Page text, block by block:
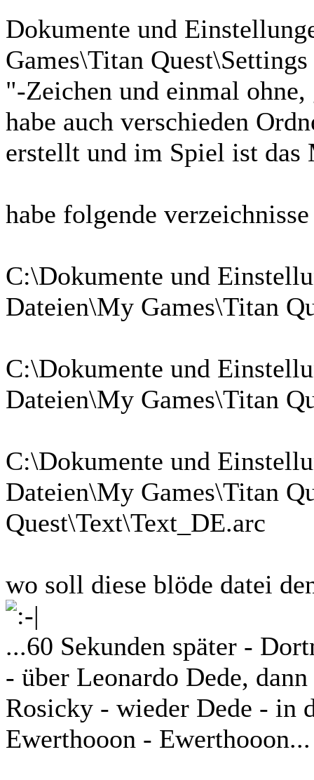
Dokumente und
Games\Titan
"-Zeichen und einmal
habe auch verschieden
erstellt und im Spiel ist das
habe folgende
C:\Dokumente und
Dateien\My Games\Titan
C:\Dokumente und
Dateien\My Games\Titan
C:\Dokumente und
Dateien\My Games\Titan
Quest\Text\Text_DE.arc
wo soll diese blöde datei
...60 Sekunden später -
- über Leonardo Dede,
Rosicky - wieder Dede - in
Ewerthooon - Ewerthooon...